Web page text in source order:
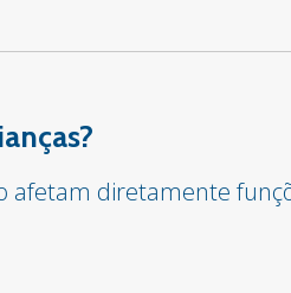
afetam diretamente